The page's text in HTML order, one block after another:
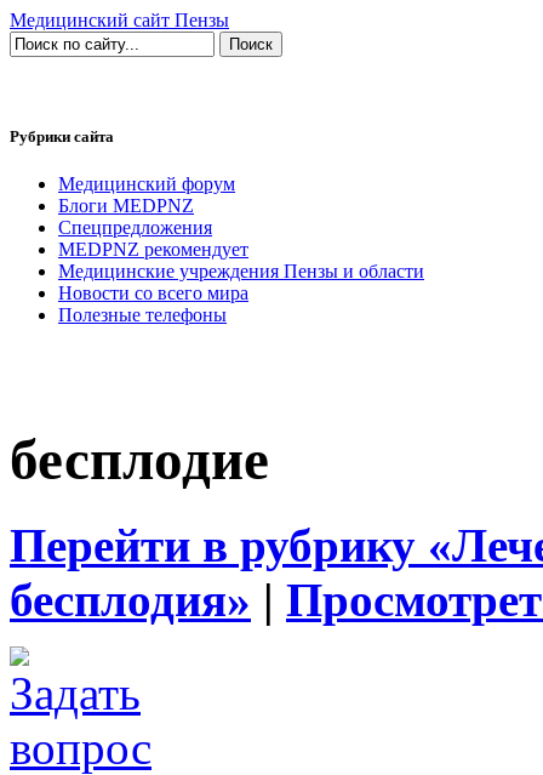
Медицинский сайт Пензы
Рубрики сайта
Медицинский форум
Блоги MEDPNZ
Спецпредложения
MEDPNZ рекомендует
Медицинские учреждения Пензы и области
Новости со всего мира
Полезные телефоны
бесплодие
Перейти в рубрику
бесплодия» |